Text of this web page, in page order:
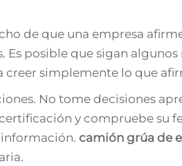
de que una empresa
posible que sigan
creer simplemente lo que
No tome decisiones
y compruebe su
camión grúa de